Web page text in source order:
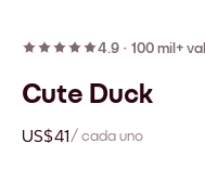
4.9 · 100 mil+
Cute Duck
US$41 / cada uno